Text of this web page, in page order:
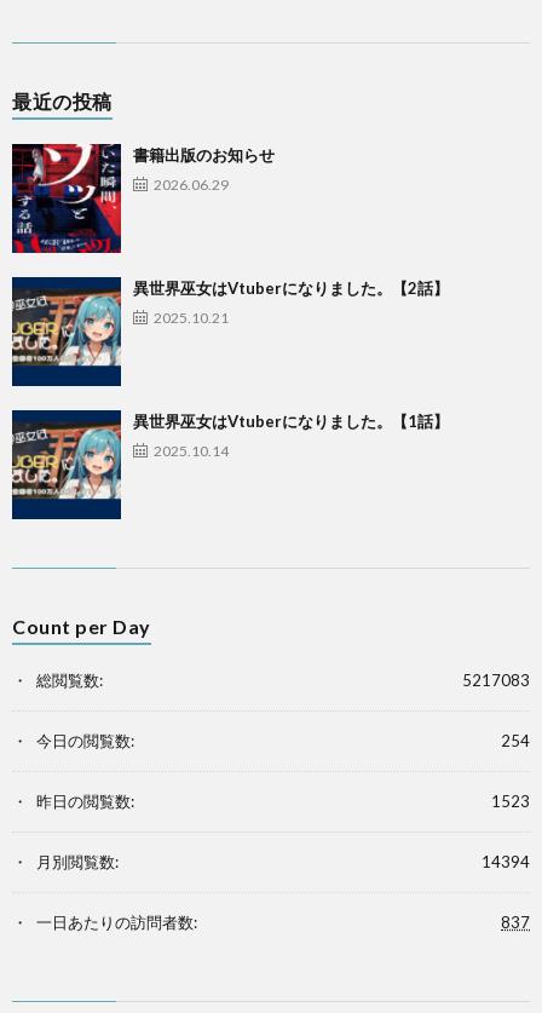
最近の投稿
書籍出版のお知らせ
2026.06.29
異世界巫女はVtuberになりました。【2話】
2025.10.21
異世界巫女はVtuberになりました。【1話】
2025.10.14
Count per Day
5217083
総閲覧数:
254
今日の閲覧数:
1523
昨日の閲覧数:
14394
月別閲覧数:
837
一日あたりの訪問者数: